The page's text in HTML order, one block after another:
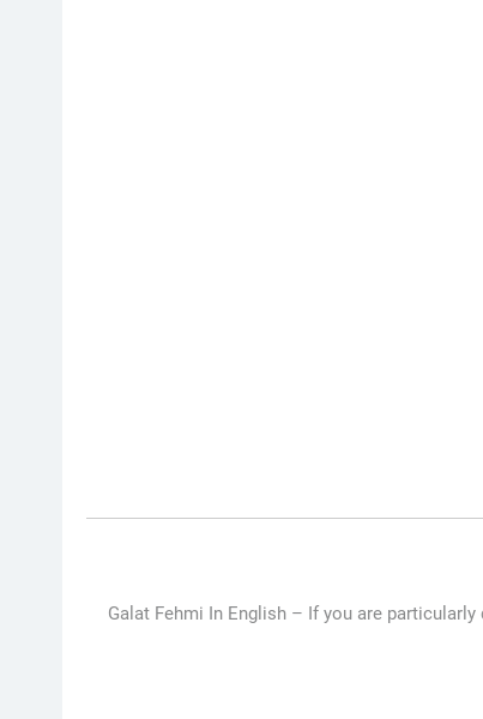
Galat Fehmi In English – If you are